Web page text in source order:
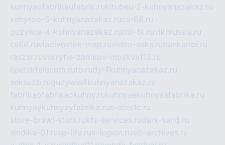
kuhnyaofabrikaufabrik.rukitubeu-2-kuhnyanazakaz.ru
xehyroo-5-kuhnyanazakaz.rucs-68.ru
guzywia-4-kuhnyanazakaz.ru mir-tk.ruvlknrussia.ru
cs68.ruvladivostok-map.ruvideo-seks.rubankaribi.ru
raszar.ruvskrytie-zamkov-moskva113.ru
lipetsktelecom.rutovudyi4kuhnyanazakaz.ru
seksuzb.ruguzywia4kuhnyanazakaz.ru
fabrikaofabrikaokuhny.rukuhnyaekuhnyaafabrika.ru
kuhnyaykuhnyayfabrika.rue-abis1c.ru
store-brawl-stars.rukts-services.rudark-sand.ru
sindika-01.rusp-life.rux-legion.rusib-archives.ru